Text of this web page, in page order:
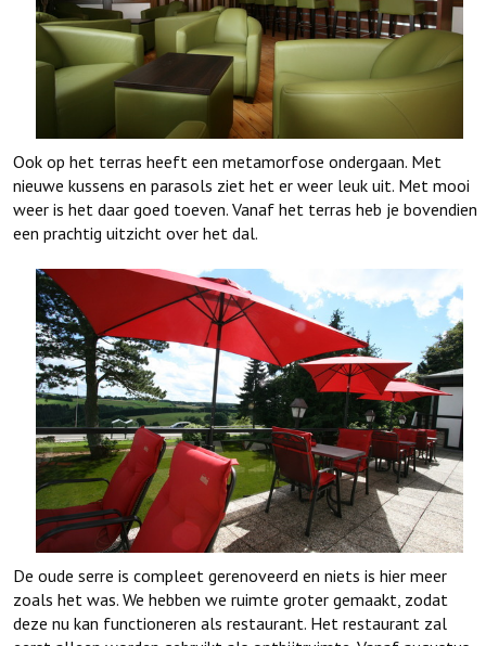
Ook op het terras heeft een metamorfose ondergaan. Met
nieuwe kussens en parasols ziet het er weer leuk uit. Met mooi
weer is het daar goed toeven. Vanaf het terras heb je bovendien
een prachtig uitzicht over het dal.
De oude serre is compleet gerenoveerd en niets is hier meer
zoals het was. We hebben we ruimte groter gemaakt, zodat
deze nu kan functioneren als restaurant. Het restaurant zal